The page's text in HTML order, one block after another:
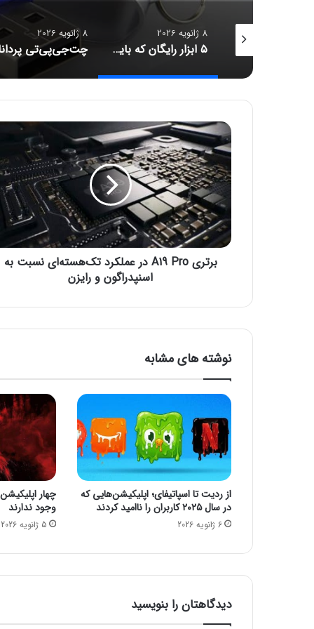
8 ژانویه 2026
۵ ابزار رایگان که باید همیشه روی فلش مموری داشته باشید
8 ژانویه 2026
ب
ر
ت
ر
ی
A
1
9
P
ر
ک
ر
د
ت
ک‌
ه
س
ت
ه‌
ا
ی
ن
ب
ه
برتری A19 Pro در عملکرد تک‌هسته‌ای نسبت به
اسنپدراگون و رایزن
نوشته های مشابه
از ردیت تا اسپاتیفای؛ اپلیکیشن‌هایی که
در سال ۲۰۲۵ کاربران را ناامید کردند
6 ژانویه 2026
چهار
وجود ندارند
5 ژانویه 2026
دیدگاهتان را بنویسید